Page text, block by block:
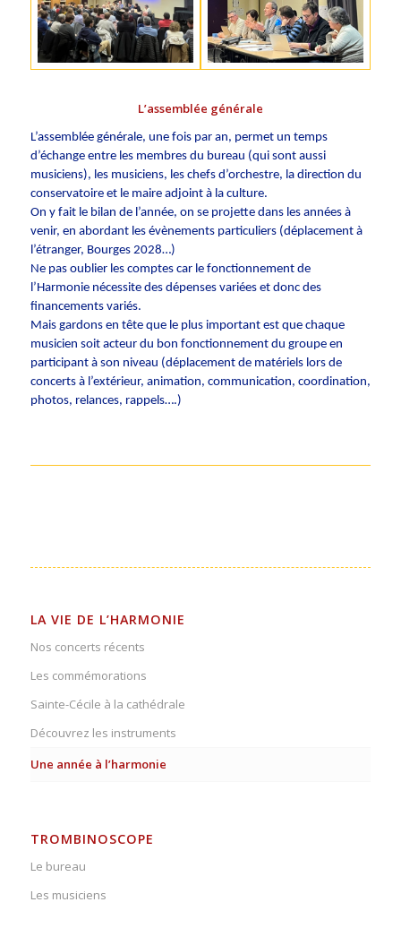
L’assemblée générale
L’assemblée générale, une fois par an, permet un temps
d’échange entre les membres du bureau (qui sont aussi
musiciens), les musiciens, les chefs d’orchestre, la direction du
conservatoire et le maire adjoint à la culture.
On y fait le bilan de l’année, on se projette dans les années à
venir, en abordant les évènements particuliers (déplacement à
l’étranger, Bourges 2028…)
Ne pas oublier les comptes car le fonctionnement de
l’Harmonie nécessite des dépenses variées et donc des
financements variés.
Mais gardons en tête que le plus important est que chaque
musicien soit acteur du bon fonctionnement du groupe en
participant à son niveau (déplacement de matériels lors de
concerts à l’extérieur, animation, communication, coordination,
photos, relances, rappels….)
LA VIE DE L’HARMONIE
Nos concerts récents
Les commémorations
Sainte-Cécile à la cathédrale
Découvrez les instruments
Une année à l’harmonie
TROMBINOSCOPE
Le bureau
Les musiciens